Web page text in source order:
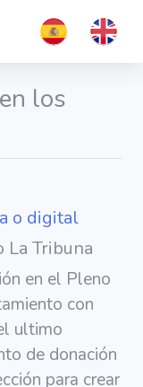
los
o digital
La Tribuna
en el Pleno
con
ultimo
de donación
para crear